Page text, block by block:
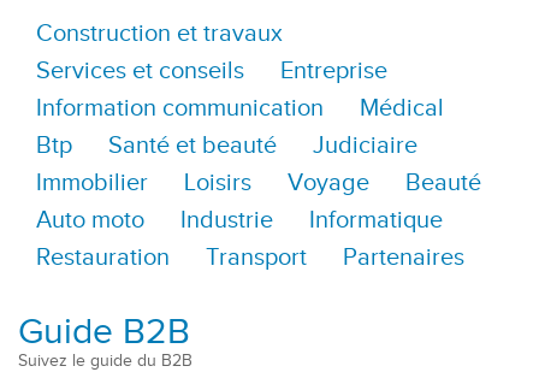
Construction et travaux
Services et conseils
Entreprise
Information communication
Médical
Btp
Santé et beauté
Judiciaire
Immobilier
Loisirs Voyage
Beauté
Auto moto
Industrie
Informatique
Restauration
Transport Partenaires
Guide B2B
Suivez le guide du B2B